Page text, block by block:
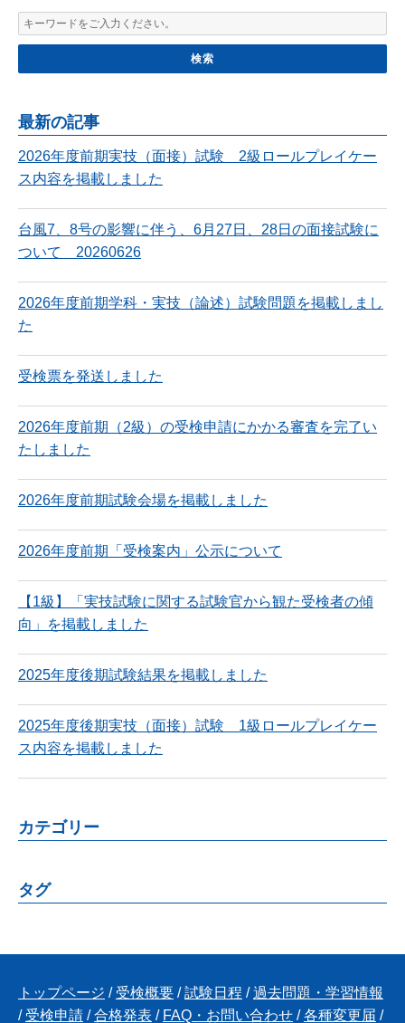
最新の記事
2026年度前期実技（面接）試験 2級ロールプレイケー
ス内容を掲載しました
台風7、8号の影響に伴う、6月27日、28日の面接試験に
ついて 20260626
2026年度前期学科・実技（論述）試験問題を掲載しまし
た
受検票を発送しました
2026年度前期（2級）の受検申請にかかる審査を完了い
たしました
2026年度前期試験会場を掲載しました
2026年度前期「受検案内」公示について
【1級】「実技試験に関する試験官から観た受検者の傾
向」を掲載しました
2025年度後期試験結果を掲載しました
2025年度後期実技（面接）試験 1級ロールプレイケー
ス内容を掲載しました
カテゴリー
タグ
トップページ / 受検概要 /試験日程 /過去問題・学習情報
/ 受検申請 /合格発表 / FAQ・お問い合わせ /各種変更届 /